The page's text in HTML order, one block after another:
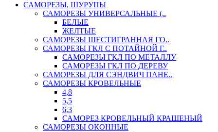
САМОРЕЗЫ, ШУРУПЫ
САМОРЕЗЫ УНИВЕРСАЛЬНЫЕ (..
БЕЛЫЕ
ЖЕЛТЫЕ
САМОРЕЗЫ ШЕСТИГРАННАЯ ГО..
САМОРЕЗЫ ГКЛ С ПОТАЙНОЙ Г..
САМОРЕЗЫ ГКЛ ПО МЕТАЛЛУ
САМОРЕЗЫ ГКЛ ПО ДЕРЕВУ
САМОРЕЗЫ ДЛЯ СЭНДВИЧ ПАНЕ..
САМОРЕЗЫ КРОВЕЛЬНЫЕ
4,8
5,5
6,3
САМОРЕЗ КРОВЕЛЬНЫЙ КРАШЕНЫЙ
САМОРЕЗЫ ОКОННЫЕ